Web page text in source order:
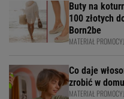
Buty na
100 złotych
Born2be
MATERIAŁ
Co daje
zrobić w domu
MATERIAŁ